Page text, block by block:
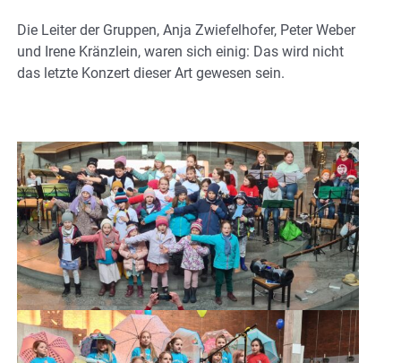
Die Leiter der Gruppen, Anja Zwiefelhofer, Peter Weber
und Irene Kränzlein, waren sich einig: Das wird nicht
das letzte Konzert dieser Art gewesen sein.